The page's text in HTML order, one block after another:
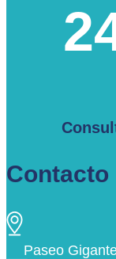
Contacto
Paseo